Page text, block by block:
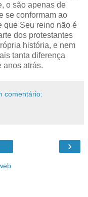
o são apenas de
se conformam ao
que Seu reino não é
dos protestantes
história, e nem
tanta diferença
anos atrás.
comentário:
›